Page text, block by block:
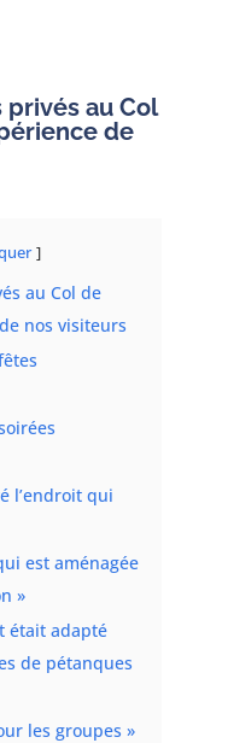
au Col
de
au Col de
nos visiteurs
l’endroit qui
est aménagée
»
était adapté
de pétanques
les groupes »